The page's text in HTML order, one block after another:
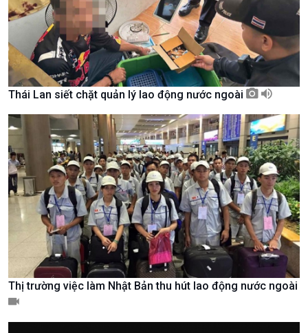
Tin Đời sống & Xã hội
360 độ Sức khỏe
Chuyển đổi Xanh
Tài nguyên và Môi trường
Chuyên gia của bạn
Khoa học & Công nghệ
Tin Khoa học & Công nghệ
Kết nối công nghệ
Sống chung với biến đổi
Thái Lan siết chặt quản lý lao động nước ngoài
Thị trường việc làm Nhật Bản thu hút lao động nước ngoài